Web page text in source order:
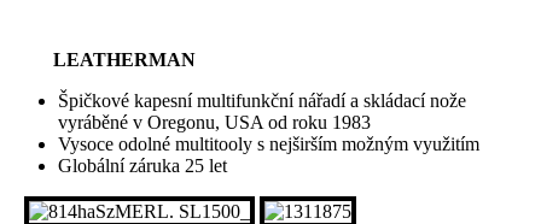
LEATHERMAN
Špičkové kapesní multifunkční nářadí a skládací nože
vyráběné v Oregonu, USA od roku 1983
Vysoce odolné multitooly s nejširším možným využitím
Globální záruka 25 let